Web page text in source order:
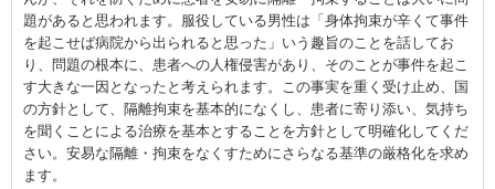
題があると思われます。服役している男性は「身体拘束が辛くて事件
を起こせば病院から出られると思った」いう趣旨のことを話してお
り、問題の根本に、患者への人権侵害があり、そのことが事件を起こ
す大きな一因となったと考えられます。この事実を重く受け止め、国
の方針として、隔離拘束を基本的になくし、患者に寄り添い、気持ち
を聞くことによる治療を基本とすることを方針として明確化してくだ
さい。安易な隔離・拘束をなくすためにさらなる基準の厳格化を求め
ます。